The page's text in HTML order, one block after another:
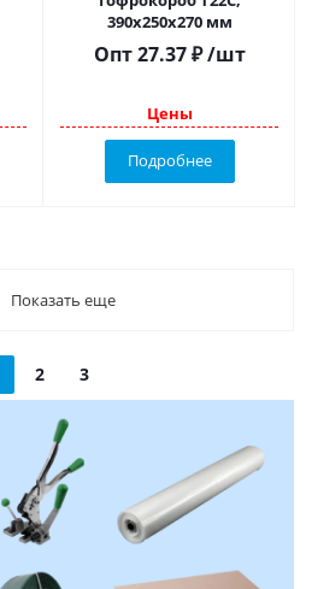
390х250х270 мм
Опт27.37 ₽ /шт
Цены
Подробнее
Показать еще
2 3